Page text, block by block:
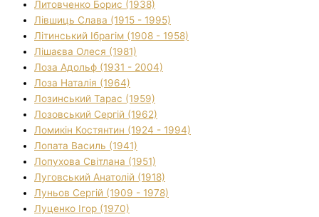
Литовченко Борис (1938)
Лівшиць Слава (1915 - 1995)
Літинський Ібрагім (1908 - 1958)
Лішаєва Олеся (1981)
Лоза Адольф (1931 - 2004)
Лоза Наталія (1964)
Лозинський Тарас (1959)
Лозовський Сергій (1962)
Ломикін Костянтин (1924 - 1994)
Лопата Василь (1941)
Лопухова Світлана (1951)
Луговський Анатолій (1918)
Луньов Сергій (1909 - 1978)
Луценко Ігор (1970)